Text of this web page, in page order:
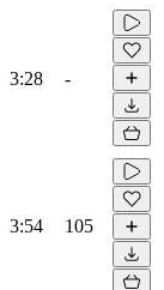
3:28 -
3:54 105